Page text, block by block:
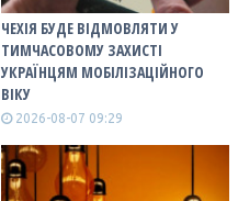
ЧЕХІЯ БУДЕ ВІДМОВЛЯТИ У
ТИМЧАСОВОМУ ЗАХИСТІ
УКРАЇНЦЯМ МОБІЛІЗАЦІЙНОГО
ВІКУ
2026-08-07 09:29